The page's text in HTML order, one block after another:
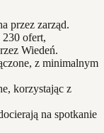
przez zarząd.
230 ofert,
Wiedeń.
z minimalnym
korzystając z
na spotkanie